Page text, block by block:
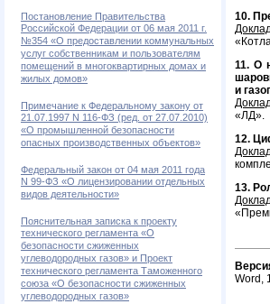
Постановление Правительства
Российской Федерации от 06 мая 2011 г.
№354 «О предоставлении коммунальных
услуг собственникам и пользователям
помещений в многоквартирных домах и
жилых домов»
Примечание к Федеральному закону от
21.07.1997 N 116-ФЗ (ред. от 27.07.2010)
«О промышленной безопасности
опасных производственных объектов»
Федеральный закон от 04 мая 2011 года
N 99-ФЗ «О лицензировании отдельных
видов деятельности»
Пояснительная записка к проекту
технического регламента «О
безопасности сжиженных
углеводородных газов» и Проект
технического регламента Таможенного
союза «О безопасности сжиженных
углеводородных газов»
10.
11. О
и
«ЛД».
12.
13.
Word,